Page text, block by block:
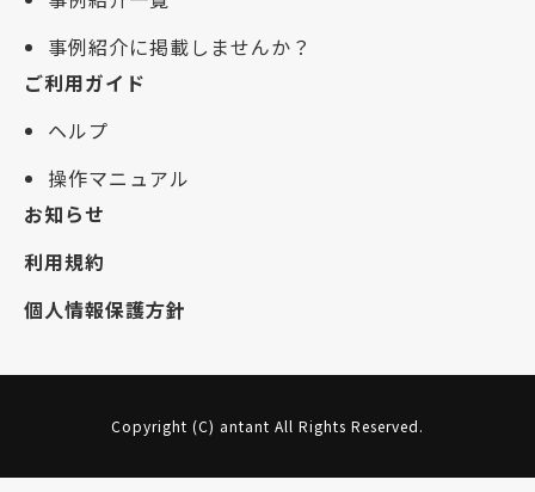
事例紹介に掲載しませんか？
ご利用ガイド
ヘルプ
操作マニュアル
お知らせ
利用規約
個人情報保護方針
Copyright (C) antant All Rights Reserved.